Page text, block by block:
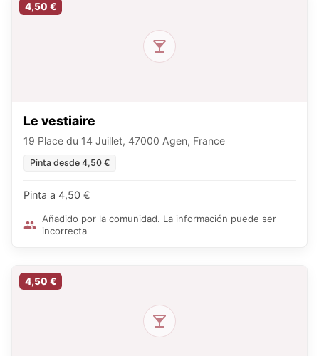
4,50 €
Le vestiaire
19 Place du 14 Juillet, 47000 Agen, France
Pinta desde 4,50 €
Pinta a 4,50 €
Añadido por la comunidad. La información puede ser
incorrecta
4,50 €